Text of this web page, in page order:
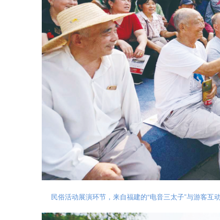
民俗活动展演环节，来自福建的“电音三太子”与游客互